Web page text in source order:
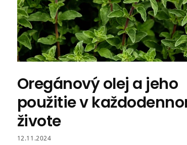
Oregánový olej a jeho
použitie v
živote
12.11.2024